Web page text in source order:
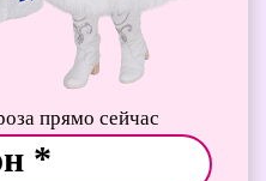
прямо сейчас